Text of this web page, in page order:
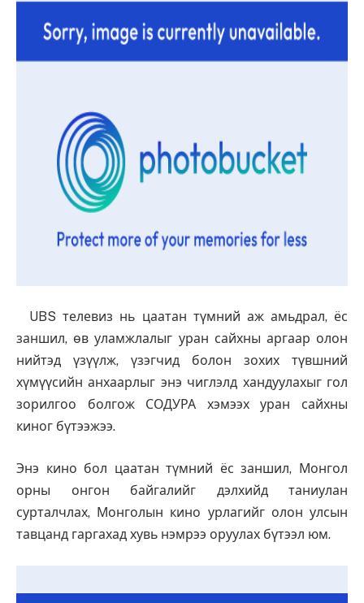
UBS телевиз нь цаатан түмний аж амьдрал, ёс
заншил, өв уламжлалыг уран сайхны аргаар олон
нийтэд үзүүлж, үзэгчид болон зохих түвшний
хүмүүсийн анхаарлыг энэ чиглэлд хандуулахыг гол
зорилгоо болгож СОДУРА хэмээх уран сайхны
киног бүтээжээ.
Энэ кино бол цаатан түмний ёс заншил, Монгол
орны онгон байгалийг дэлхийд таниулан
сурталчлах, Монголын кино урлагийг олон улсын
тавцанд гаргахад хувь нэмрээ оруулах бүтээл юм.